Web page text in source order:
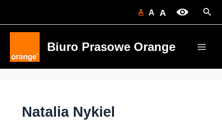
A A A
Biuro Prasowe Orange
Natalia Nykiel